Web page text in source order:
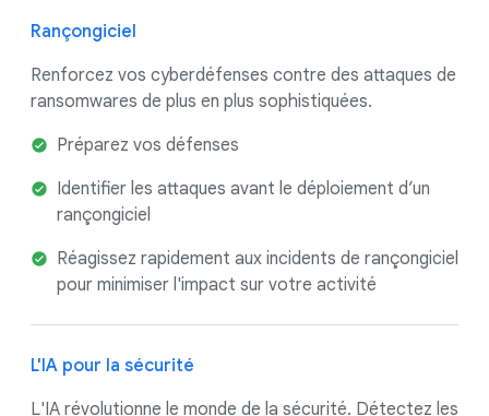
Rançongiciel
Renforcez vos cyberdéfenses contre des attaques de
ransomwares de plus en plus sophistiquées.
Préparez vos défenses
Identifier les attaques avant le déploiement d’un
rançongiciel
Réagissez rapidement aux incidents de rançongiciel
pour minimiser l'impact sur votre activité
L'IA pour la sécurité
L'IA révolutionne le monde de la sécurité. Détectez les